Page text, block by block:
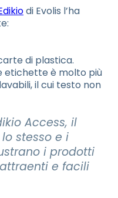
di Evolis l’ha
di plastica.
etichette è molto più
il cui testo non
Access, il
stesso e i
i prodotti
e facili